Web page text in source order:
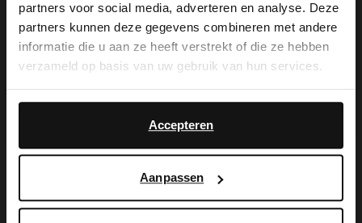
partners voor social media, adverteren en analyse. Deze
partners kunnen deze gegevens combineren met andere
informatie die u aan ze heeft verstrekt of die ze hebben
verzameld op basis van uw gebruik van hun services.
Accepteren
Aanpassen
verzorging en bescherming de Collonil
Carbon Pro.
Alles over dit product
It looks like your language isn't Dutch. Would
you like to switch to English?
English